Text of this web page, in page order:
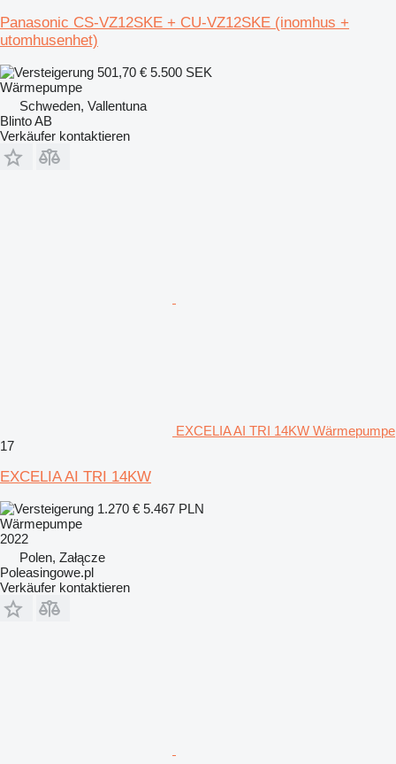
Panasonic CS-VZ12SKE + CU-VZ12SKE (inomhus +
utomhusenhet)
501,70 € 5.500 SEK
Wärmepumpe
Schweden, Vallentuna
Blinto AB
Verkäufer kontaktieren
EXCELIA AI TRI 14KW Wärmepumpe
17
EXCELIA AI TRI 14KW
1.270 € 5.467 PLN
Wärmepumpe
2022
Polen, Załącze
Poleasingowe.pl
Verkäufer kontaktieren